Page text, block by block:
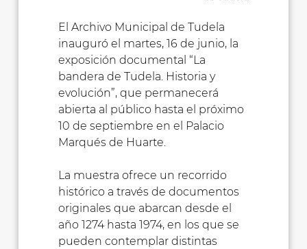
El Archivo Municipal de Tudela
inauguró el martes, 16 de junio, la
exposición documental “La
bandera de Tudela. Historia y
evolución”, que permanecerá
abierta al público hasta el próximo
10 de septiembre en el Palacio
Marqués de Huarte.
La muestra ofrece un recorrido
histórico a través de documentos
originales que abarcan desde el
año 1274 hasta 1974, en los que se
pueden contemplar distintas